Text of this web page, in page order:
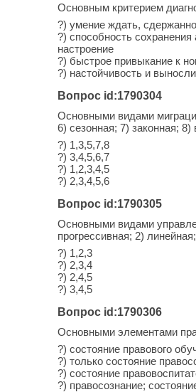
Основным критерием
?) умение ждать,
?) способность
настроение
?) быстрое привыкание к
?) настойчивость и
Вопрос id:1790304
Основными видами
6) сезонная; 7) законная;
?) 1,3,5,7,8
?) 3,4,5,6,7
?) 1,2,3,4,5
?) 2,3,4,5,6
Вопрос id:1790305
Основными видами
прогрессивная; 2)
?) 1,2,3
?) 2,3,4
?) 2,4,5
?) 3,4,5
Вопрос id:1790306
Основными элементами
?) состояние правового
?) только состояние
?) состояние
?) правосознание;